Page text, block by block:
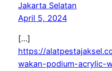
Jakarta Selatan
April 5, 2024
[…]
https://
wakan-podium-acrylic-